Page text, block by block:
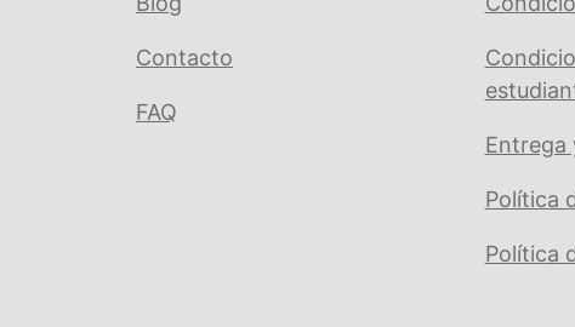
Contacto
FAQ
Entrega
Política
Política